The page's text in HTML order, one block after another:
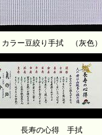
豆絞り手拭 （灰色）
長寿の心得 手拭